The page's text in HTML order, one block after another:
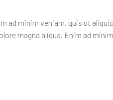
ad minim veniam, quis ut
magna aliqua. Enim ad